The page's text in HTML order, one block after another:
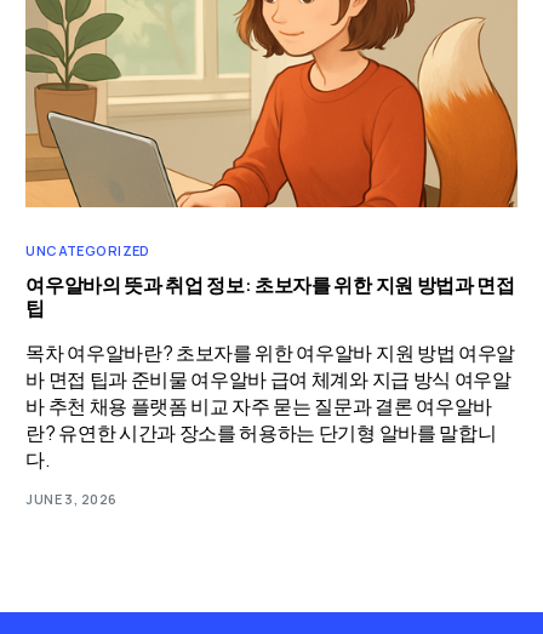
UNCATEGORIZED
여우알바의 뜻과 취업 정보: 초보자를 위한 지원 방법과 면접
팁
목차 여우알바란? 초보자를 위한 여우알바 지원 방법 여우알
바 면접 팁과 준비물 여우알바 급여 체계와 지급 방식 여우알
바 추천 채용 플랫폼 비교 자주 묻는 질문과 결론 여우알바
란? 유연한 시간과 장소를 허용하는 단기형 알바를 말합니
다.
JUNE 3, 2026